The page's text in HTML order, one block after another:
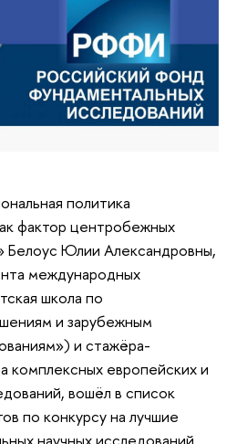
политика
фактор центробежных
Белоус Юлии Александровны,
международных
школа по
и зарубежным
и стажёра-
комплексных европейских и
вошёл в список
по конкурсу на лучшие